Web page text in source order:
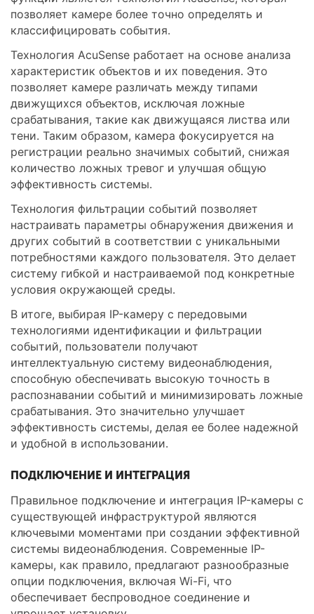
позволяет камере более точно определять и
классифицировать события.
Технология AcuSense работает на основе анализа
характеристик объектов и их поведения. Это
позволяет камере различать между типами
движущихся объектов, исключая ложные
срабатывания, такие как движущаяся листва или
тени. Таким образом, камера фокусируется на
регистрации реально значимых событий, снижая
количество ложных тревог и улучшая общую
эффективность системы.
Технология фильтрации событий позволяет
настраивать параметры обнаружения движения и
других событий в соответствии с уникальными
потребностями каждого пользователя. Это делает
систему гибкой и настраиваемой под конкретные
условия окружающей среды.
В итоге, выбирая IP-камеру с передовыми
технологиями идентификации и фильтрации
событий, пользователи получают
интеллектуальную систему видеонаблюдения,
способную обеспечивать высокую точность в
распознавании событий и минимизировать ложные
срабатывания. Это значительно улучшает
эффективность системы, делая ее более надежной
и удобной в использовании.
ПОДКЛЮЧЕНИЕ И ИНТЕГРАЦИЯ
Правильное подключение и интеграция IP-камеры с
существующей инфраструктурой являются
ключевыми моментами при создании эффективной
системы видеонаблюдения. Современные IP-
камеры, как правило, предлагают разнообразные
опции подключения, включая Wi-Fi, что
обеспечивает беспроводное соединение и